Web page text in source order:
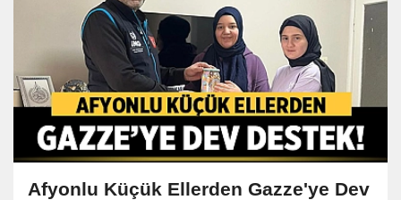
Afyonlu Küçük Ellerden Gazze'ye Dev